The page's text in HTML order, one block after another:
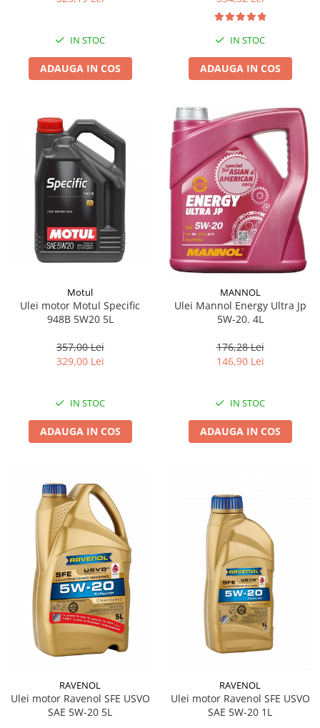
Accesorii moto
Genti bagaje moto
Huse moto
IN STOC
ADAUGA IN COS
IN STOC
ADAUGA IN COS
Motul
Ulei motor Motul Specific
948B 5W20 5L
357,00 Lei
329,00 Lei
IN STOC
ADAUGA IN COS
MANNOL
Ulei Mannol Energy Ultra Jp
5W-20. 4L
176,28 Lei
146,90 Lei
IN STOC
ADAUGA IN COS
RAVENOL
Ulei motor Ravenol SFE USVO
SAE 5W-20 5L
RAVENOL
Ulei motor Ravenol SFE USVO
SAE 5W-20 1L